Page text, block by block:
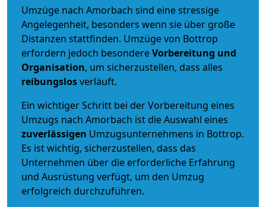
Umzüge nach Amorbach sind eine stressige
Angelegenheit, besonders wenn sie über große
Distanzen stattfinden. Umzüge von Bottrop
erfordern jedoch besondereVorbereitung und
Organisation, um sicherzustellen, dass alles
reibungslosverläuft.
Ein wichtiger Schritt bei der Vorbereitung eines
Umzugs nach Amorbach ist die Auswahl eines
zuverlässigen Umzugsunternehmens in Bottrop.
Es ist wichtig, sicherzustellen, dass das
Unternehmen über die erforderliche Erfahrung
und Ausrüstung verfügt, um den Umzug
erfolgreich durchzuführen.